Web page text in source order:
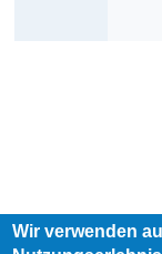
Wir verwenden